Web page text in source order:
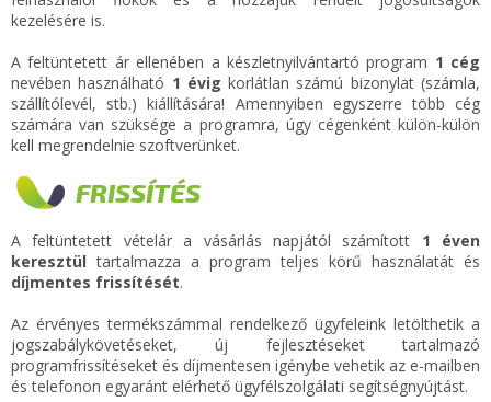
kezelésére is.
A feltüntetett ár ellenében a készletnyilvántartó program 1 cég
nevében használható 1 évig korlátlan számú bizonylat (számla,
szállítólevél, stb.) kiállítására! Amennyiben egyszerre több cég
számára van szüksége a programra, úgy cégenként külön-külön
kell megrendelnie szoftverünket.
FRISSÍTÉS
A feltüntetett vételár a vásárlás napjától számított 1 éven
keresztül tartalmazza a program teljes körű használatát és
díjmentes frissítését.
Az érvényes termékszámmal rendelkező ügyfeleink letölthetik a
jogszabálykövetéseket, új fejlesztéseket tartalmazó
programfrissítéseket és díjmentesen igénybe vehetik az e-mailben
és telefonon egyaránt elérhető ügyfélszolgálati segítségnyújtást.